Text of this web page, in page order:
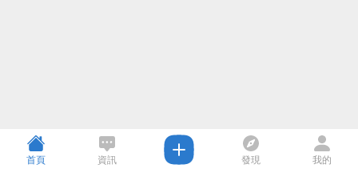
首頁 資訊 發現 我的